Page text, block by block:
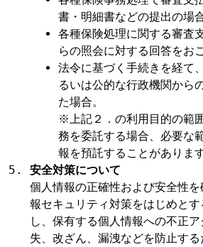
書・明細書などの提出の場合
各種保険処理に関する審査
らの照会に対する回答をお
法令に基づく手続きを経て
るいは公的な行政機関から
た場合。
※上記２．の利用目的の範
務を委託する場合、必要な
報を預託することがあります
安全対策について
個人情報の正確性および安全性
報セキュリティ対策をはじめと
し、保有する個人情報への不正
失、改ざん、漏洩などを防止する